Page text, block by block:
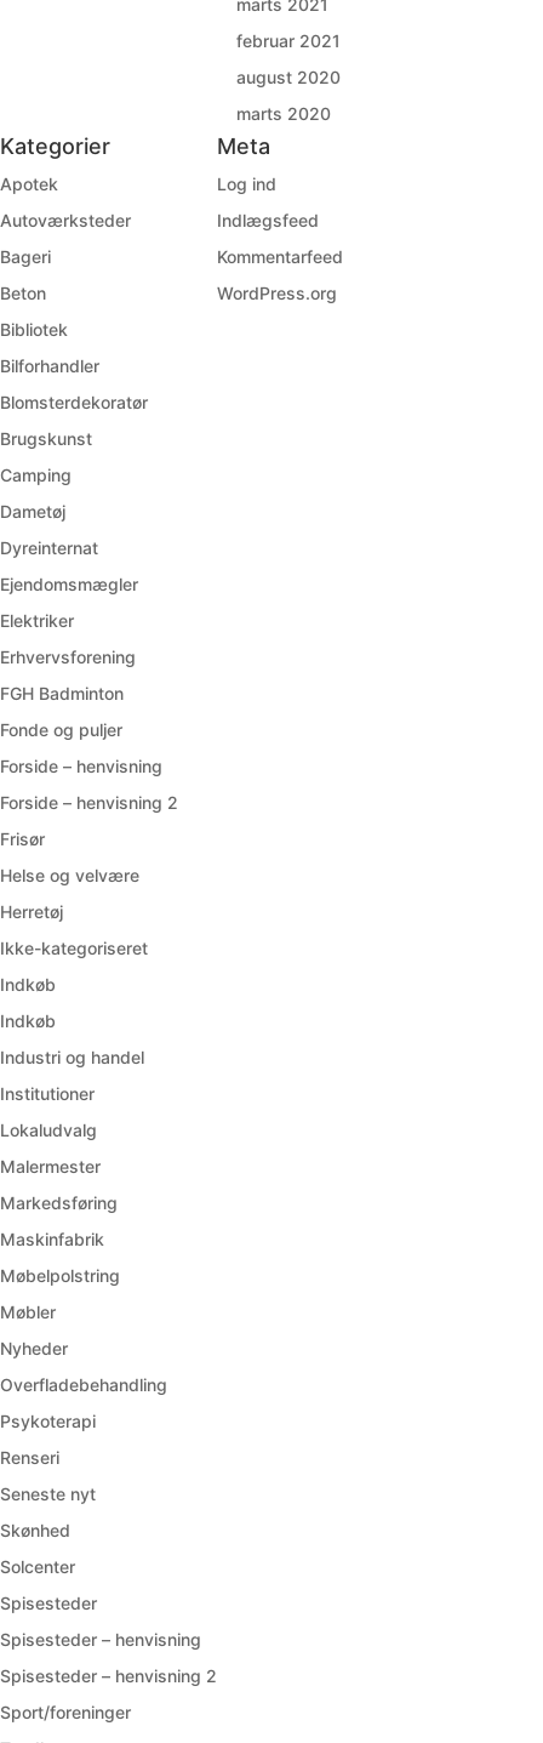
marts 2021
februar 2021
august 2020
marts 2020
Kategorier
Apotek
Autoværksteder
Bageri
Beton
Bibliotek
Bilforhandler
Blomsterdekoratør
Brugskunst
Camping
Dametøj
Dyreinternat
Ejendomsmægler
Elektriker
Erhvervsforening
FGH Badminton
Fonde og puljer
Forside – henvisning
Forside – henvisning 2
Frisør
Helse og velvære
Herretøj
Ikke-kategoriseret
Indkøb
Indkøb
Industri og handel
Institutioner
Lokaludvalg
Malermester
Markedsføring
Maskinfabrik
Møbelpolstring
Møbler
Nyheder
Overfladebehandling
Psykoterapi
Renseri
Seneste nyt
Skønhed
Solcenter
Spisesteder
Spisesteder – henvisning
Spisesteder – henvisning 2
Sport/foreninger
Meta
Log ind
Indlægsfeed
Kommentarfeed
WordPress.org